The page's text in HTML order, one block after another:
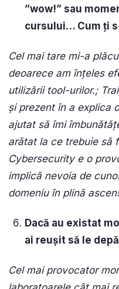
”wow!” sau
cursului… Cum ți
Cel mai tare mi-a
deoarece am înțeles
utilizării tool-urilor.;
și prezent în a explica
ajutat să îmi
arătat la ce trebuie să
Cybersecurity e o
implică nevoia de
domeniu în plină
Dacă au existat
ai reușit să le
Cel mai provocator